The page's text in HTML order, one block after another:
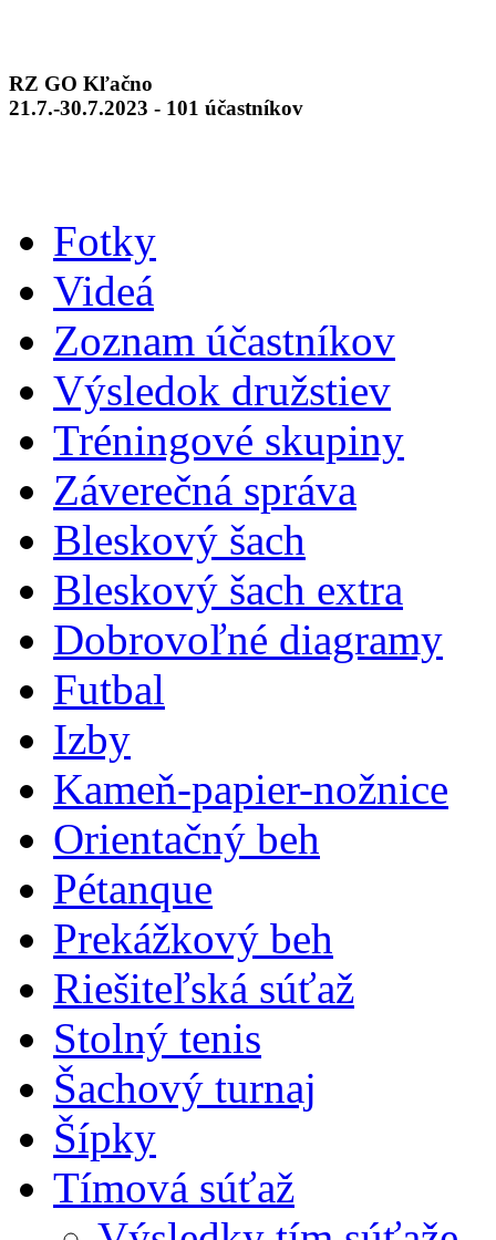
RZ GO Kľačno
21.7.-30.7.2023 - 101 účastníkov
Fotky
Videá
Zoznam účastníkov
Výsledok družstiev
Tréningové skupiny
Záverečná správa
Bleskový šach
Bleskový šach extra
Dobrovoľné diagramy
Futbal
Izby
Kameň-papier-nožnice
Orientačný beh
Pétanque
Prekážkový beh
Riešiteľská súťaž
Stolný tenis
Šachový turnaj
Šípky
Tímová súťaž